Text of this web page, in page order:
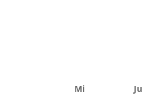
Mi Ju